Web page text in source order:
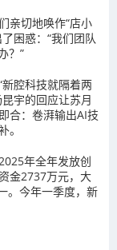
亲切地唤作“店小
困惑：“我们团队
？”
腔科技就隔着两
宇的回应让苏月
合：卷湃输出AI技
。
年全年发放创
金2737万元，大
。今年一季度，新